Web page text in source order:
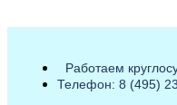
Работаем
Телефон: 8 (495)